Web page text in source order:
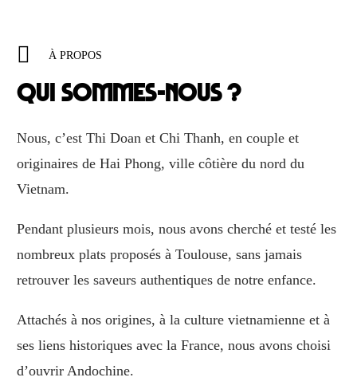
À PROPOS
Qui sommes-nous ?
Nous, c’est Thi Doan et Chi Thanh, en couple et
originaires de Hai Phong, ville côtière du nord du
Vietnam.
Pendant plusieurs mois, nous avons cherché et testé les
nombreux plats proposés à Toulouse, sans jamais
retrouver les saveurs authentiques de notre enfance.
Attachés à nos origines, à la culture vietnamienne et à
ses liens historiques avec la France, nous avons choisi
d’ouvrir Andochine.